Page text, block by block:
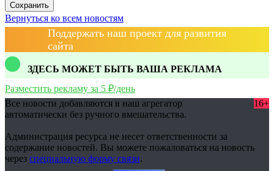
Сохранить
Вернуться ко всем новостям
Поддержать наш проект для развития
сайта
ЗДЕСЬ МОЖЕТ БЫТЬ ВАША РЕКЛАМА
Разместить рекламу за 5 ₽/день
Все новости добавляются в наш агрегатор
автоматически без ручного вмешательства.
16+
Администрация ресурса не несет ответственности за
содержание новостей. Вы можете пожаловаться на новость
через специальную форму связи.